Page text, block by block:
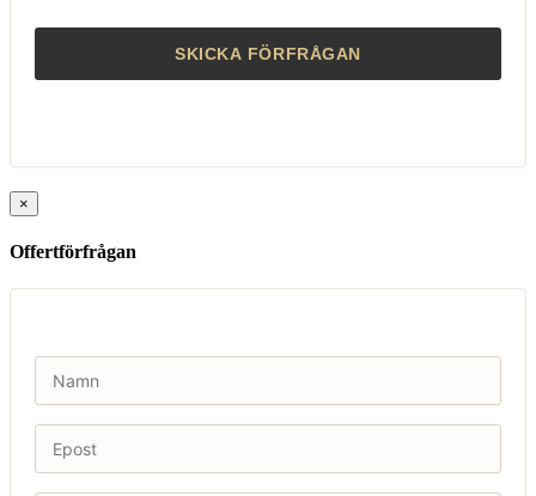
×
Offertförfrågan